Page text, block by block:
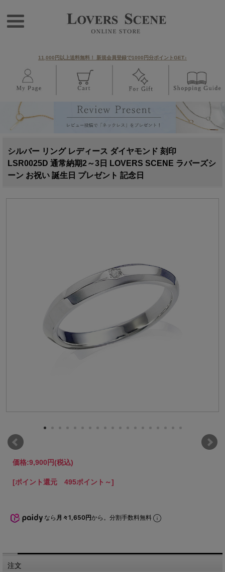
11,000円以上送料無料！ 新規会員登録で1000円分ポイントGET♪
シルバー リング レディース ダイヤモンド 刻印
LSR0025D 通常納期2～3日 LOVERS SCENE ラバーズシ
ーン お祝い 誕生日 プレゼント 記念日
価格:9,900円(税込)
[ポイント還元 495ポイント～]
なら 月々1,650円から。分割手数料無料
注文